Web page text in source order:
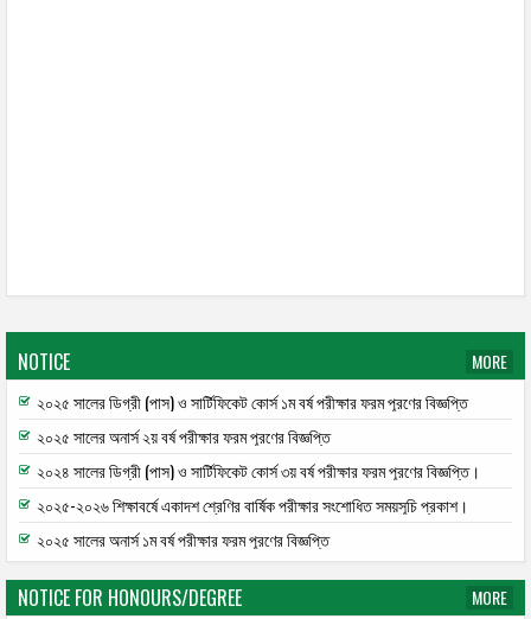
NOTICE
MORE
২০২৫ সালের ডিগ্রী (পাস) ও সার্টিফিকেট কোর্স ১ম বর্ষ পরীক্ষার ফরম পূরণের বিজ্ঞপ্তি
২০২৫ সালের অনার্স ২য় বর্ষ পরীক্ষার ফরম পূরণের বিজ্ঞপ্তি
২০২৪ সালের ডিগ্রী (পাস) ও সার্টিফিকেট কোর্স ৩য় বর্ষ পরীক্ষার ফরম পূরণের বিজ্ঞপ্তি।
২০২৫-২০২৬ শিক্ষাবর্ষে একাদশ শ্রেণির বার্ষিক পরীক্ষার সংশোধিত সময়সূচি প্রকাশ।
২০২৫ সালের অনার্স ১ম বর্ষ পরীক্ষার ফরম পূরণের বিজ্ঞপ্তি
NOTICE FOR HONOURS/DEGREE
MORE